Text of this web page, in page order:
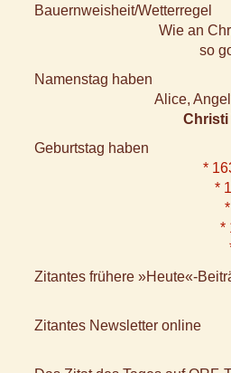
Bauernweisheit/Wetterregel
Wie an
so
Namenstag haben
Alice,
Christi
Geburtstag haben
*
*
*
Zitantes frühere »Heute«-
Zitantes Newsletter online